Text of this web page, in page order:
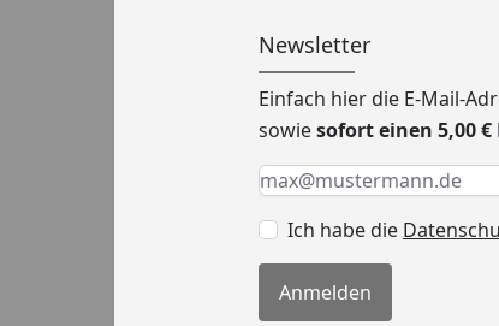
Newsletter
Einfach hier die E-Mail-
sowiesofort einen 5,00
Keine Eingabe erforderlich
Eingabe erforderlich
E-Mail *
Ich habe die
Anmelden